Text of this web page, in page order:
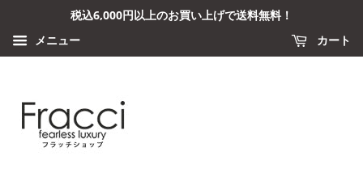
税込6,000円以上のお買い上げで送料無料！
メニュー
カート